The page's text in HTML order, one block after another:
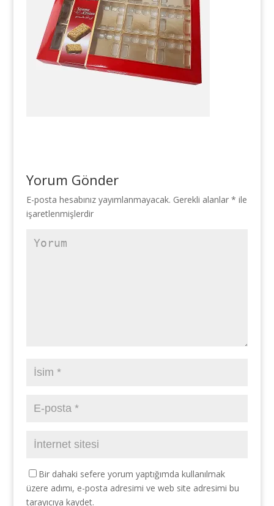
Yorum Gönder
E-posta hesabınız yayımlanmayacak. Gerekli alanlar * ile
işaretlenmişlerdir
Bir dahaki sefere yorum yaptığımda kullanılmak
üzere adımı, e-posta adresimi ve web site adresimi bu
tarayıcıya kaydet.